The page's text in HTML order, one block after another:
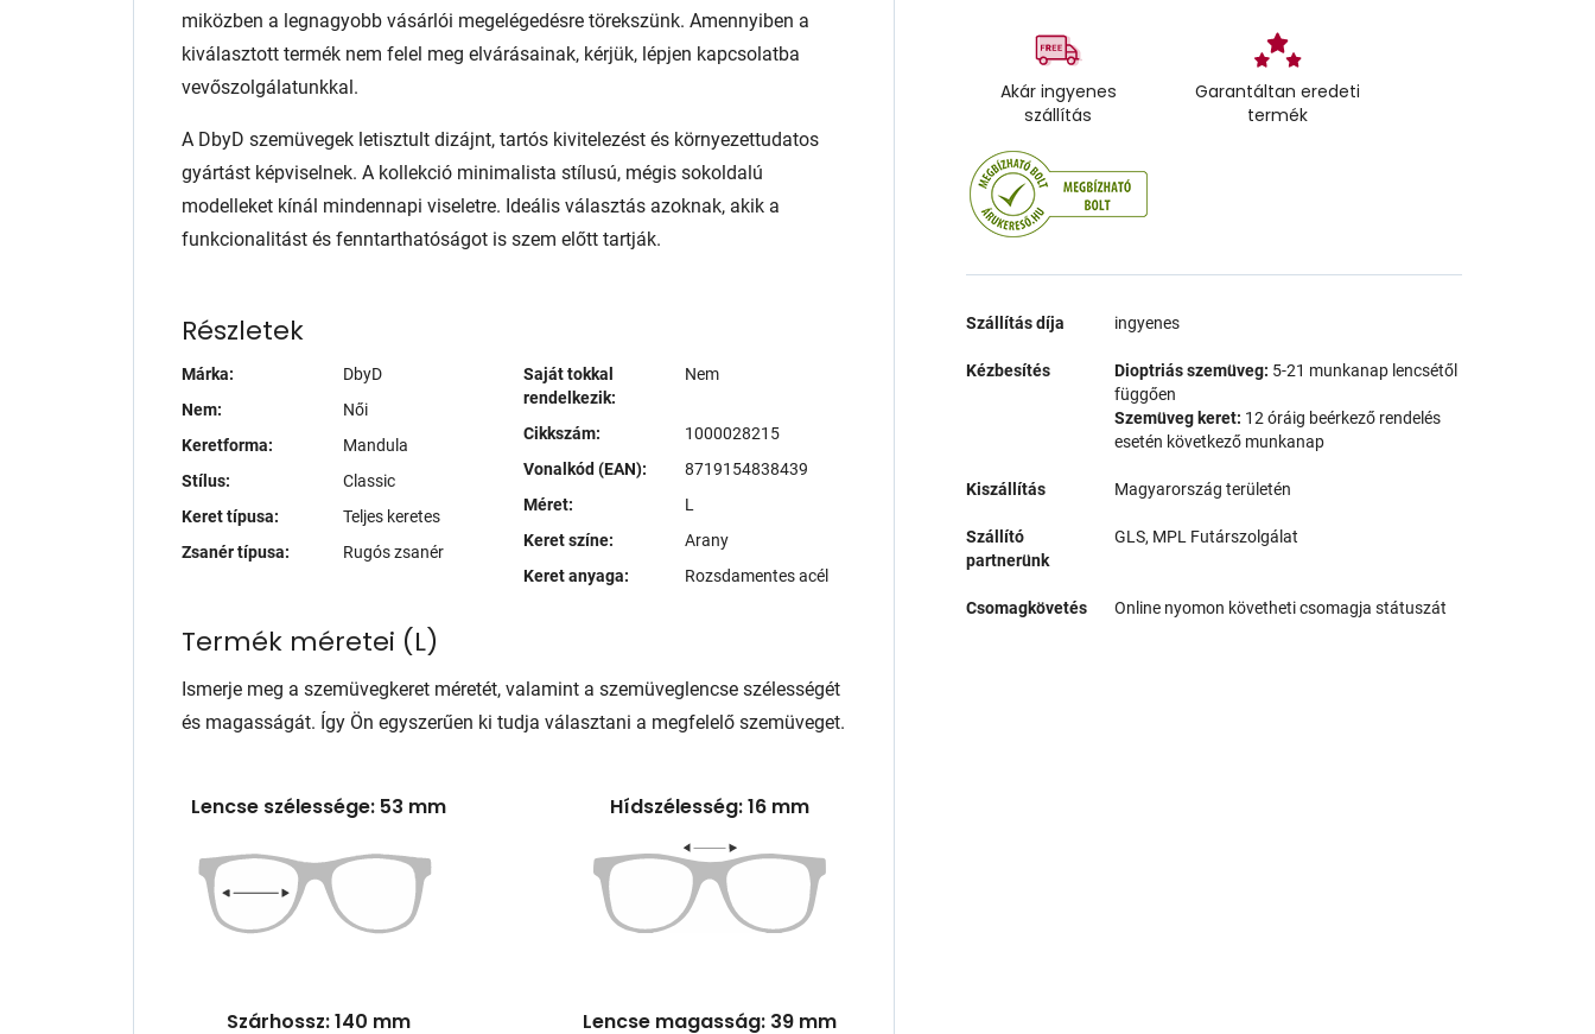
miközben a legnagyobb vásárlói megelégedésre törekszünk. Amennyiben a
kiválasztott termék nem felel meg elvárásainak, kérjük, lépjen kapcsolatba
vevőszolgálatunkkal.
A DbyD szemüvegek letisztult dizájnt, tartós kivitelezést és környezettudatos
gyártást képviselnek. A kollekció minimalista stílusú, mégis sokoldalú
modelleket kínál mindennapi viseletre. Ideális választás azoknak, akik a
funkcionalitást és fenntarthatóságot is szem előtt tartják.
Részletek
Márka:
DbyD
Nem:
Női
Keretforma:
Mandula
Stílus:
Classic
Keret típusa:
Teljes keretes
Zsanér típusa:
Rugós zsanér
Saját tokkal
rendelkezik:
Nem
Cikkszám:
1000028215
Vonalkód (EAN):
8719154838439
Méret:
L
Keret színe:
Arany
Keret anyaga:
Rozsdamentes acél
Termék méretei (L)
Ismerje meg a szemüvegkeret méretét, valamint a szemüveglencse szélességét
és magasságát. Így Ön egyszerűen ki tudja választani a megfelelő szemüveget.
Lencse szélessége: 53 mm Hídszélesség: 16 mm
Szárhossz: 140 mm Lencse magasság: 39 mm
Akár ingyenes
szállítás
Garantáltan eredeti
termék
Szállítás díja ingyenes
Kézbesítés Dioptriás szemüveg: 5-21 munkanap lencsétől
függően
Szemüveg keret: 12 óráig beérkező rendelés
esetén következő munkanap
Kiszállítás Magyarország területén
Szállító
partnerünk
GLS, MPL Futárszolgálat
Csomagkövetés Online nyomon követheti csomagja státuszát